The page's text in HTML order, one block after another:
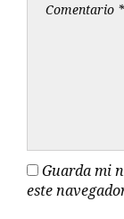
Guarda mi
este